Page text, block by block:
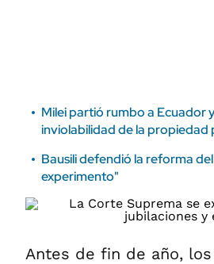
Milei partió rumbo a Ecuador
inviolabilidad de la propiedad
Bausili defendió la reforma
experimento"
Antes de fin de año,